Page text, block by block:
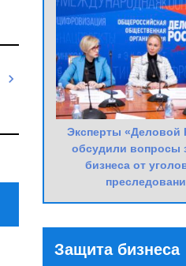
Эксперты «Деловой
обсудили вопросы
бизнеса от
Защита бизнеса